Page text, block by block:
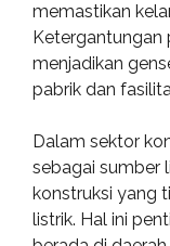
memastikan
Ketergantungan
menjadikan
pabrik dan
Dalam sektor
sebagai sumber
konstruksi yang
listrik. Hal ini